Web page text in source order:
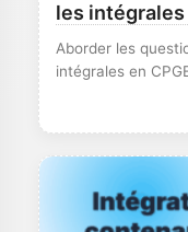
les intégrales
Aborder les
intégrales en